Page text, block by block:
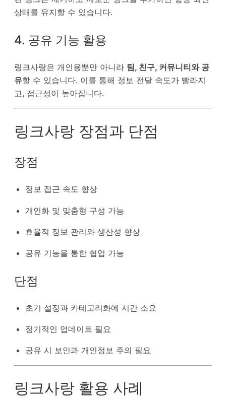
상태를 유지할 수 있습니다.
4. 공유 기능 활용
링크사랑은 개인용뿐만 아니라 팀, 친구, 커뮤니티와 공
유할 수 있습니다. 이를 통해 정보 전달 속도가 빨라지
고, 접근성이 높아집니다.
링크사랑 장점과 단점
장점
정보 접근 속도 향상
개인화 및 맞춤형 구성 가능
효율적 정보 관리와 생산성 향상
공유 기능을 통한 협업 가능
단점
초기 설정과 카테고리화에 시간 소요
정기적인 업데이트 필요
공유 시 보안과 개인정보 주의 필요
링크사랑 활용 사례